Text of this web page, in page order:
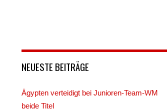
NEUESTE BEITRÄGE
Ägypten verteidigt bei Junioren-Team-WM
beide Titel